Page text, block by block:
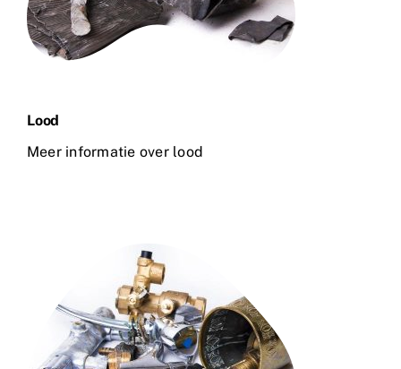
Lood
Meer informatie over lood